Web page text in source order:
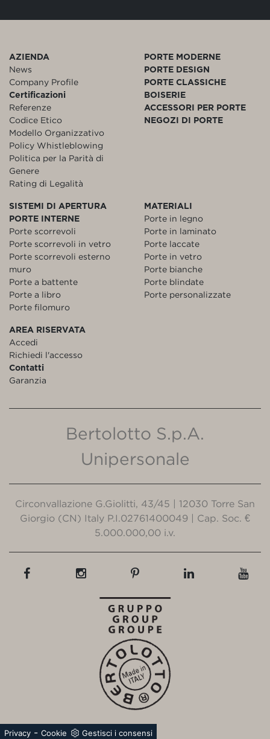
AZIENDA
News
Company Profile
Certificazioni
Referenze
Codice Etico
Modello Organizzativo
Policy Whistleblowing
Politica per la Parità di
Genere
Rating di Legalità
PORTE MODERNE
PORTE DESIGN
PORTE CLASSICHE
BOISERIE
ACCESSORI PER PORTE
NEGOZI DI PORTE
SISTEMI DI APERTURA
PORTE INTERNE
Porte scorrevoli
Porte scorrevoli in vetro
Porte scorrevoli esterno
muro
Porte a battente
Porte a libro
Porte filomuro
MATERIALI
Porte in legno
Porte in laminato
Porte laccate
Porte in vetro
Porte bianche
Porte blindate
Porte personalizzate
AREA RISERVATA
Accedi
Richiedi l'accesso
Contatti
Garanzia
Bertolotto S.p.A.
Unipersonale
Circonvallazione G.Giolitti, 43/45 | 12030 Torre San
Giorgio (CN) Italy P.I.02761400049 | Cap. Soc. €
5.000.000,00 i.v.
Privacy - Cookie Gestisci i consensi